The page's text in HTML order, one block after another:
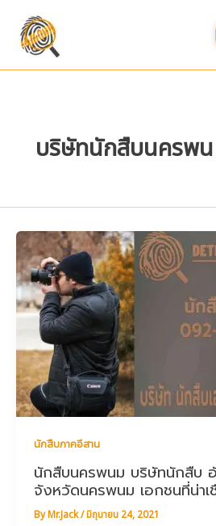
content
บริษัทนักสืบนครพ
นักสืบภาคอีสาน
นักสืบนครพนม บริษัทนักสืบ
จังหวัดนครพนม เอกชนที่น่า
ByMr.Jack/มิถุนายน 24, 2021